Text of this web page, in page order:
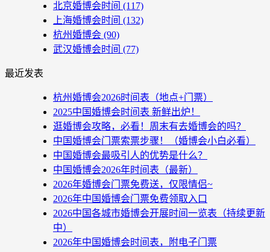
北京婚博会时间 (117)
上海婚博会时间 (132)
杭州婚博会 (90)
武汉婚博会时间 (77)
最近发表
杭州婚博会2026时间表（地点+门票）
2025中国婚博会时间表 新鲜出炉！
逛婚博会攻略，必看！周末有去婚博会的吗？
中国婚博会门票索票步骤！（婚博会小白必看）
中国婚博会最吸引人的优势是什么？
中国婚博会2026年时间表（最新）
2026年婚博会门票免费送，仅限情侣~
2026年中国婚博会门票免费领取入口
2026中国各城市婚博会开展时间一览表（持续更新
中）
2026年中国婚博会时间表，附电子门票